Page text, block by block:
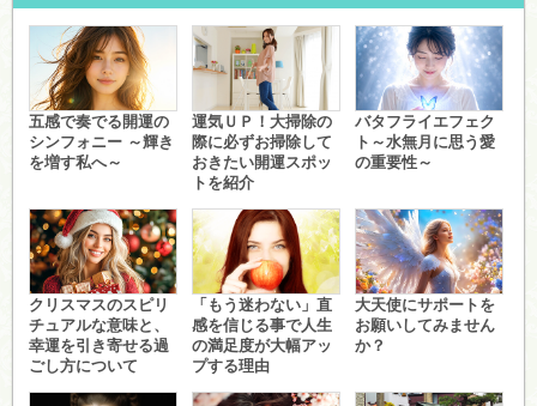
五感で奏でる開運の
シンフォニー ～輝き
を増す私へ～
運気ＵＰ！大掃除の
際に必ずお掃除して
おきたい開運スポッ
トを紹介
バタフライエフェク
ト～水無月に思う愛
の重要性～
クリスマスのスピリ
チュアルな意味と、
幸運を引き寄せる過
ごし方について
「もう迷わない」直
感を信じる事で人生
の満足度が大幅アッ
プする理由
大天使にサポートを
お願いしてみません
か？